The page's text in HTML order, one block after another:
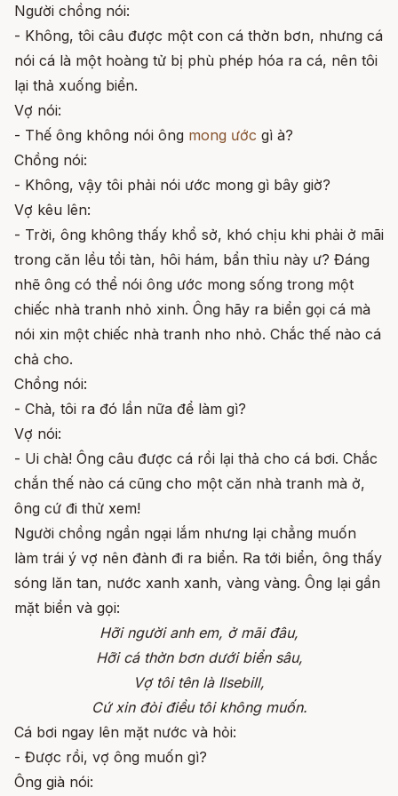
Người chồng nói:
- Không, tôi câu được một con cá thờn bơn, nhưng cá
nói cá là một hoàng tử bị phù phép hóa ra cá, nên tôi
lại thả xuống biển.
Vợ nói:
- Thế ông không nói ông mong ước gì à?
Chồng nói:
- Không, vậy tôi phải nói ước mong gì bây giờ?
Vợ kêu lên:
- Trời, ông không thấy khổ sở, khó chịu khi phải ở mãi
trong căn lều tồi tàn, hôi hám, bẩn thỉu này ư? Đáng
nhẽ ông có thể nói ông ước mong sống trong một
chiếc nhà tranh nhỏ xinh. Ông hãy ra biển gọi cá mà
nói xin một chiếc nhà tranh nho nhỏ. Chắc thế nào cá
chả cho.
Chồng nói:
- Chà, tôi ra đó lần nữa để làm gì?
Vợ nói:
- Ui chà! Ông câu được cá rồi lại thả cho cá bơi. Chắc
chắn thế nào cá cũng cho một căn nhà tranh mà ở,
ông cứ đi thử xem!
Người chồng ngần ngại lắm nhưng lại chẳng muốn
làm trái ý vợ nên đành đi ra biển. Ra tới biển, ông thấy
sóng lăn tan, nước xanh xanh, vàng vàng. Ông lại gần
mặt biển và gọi:
Hỡi người anh em, ở mãi đâu,
Hỡi cá thờn bơn dưới biển sâu,
Vợ tôi tên là Ilsebill,
Cứ xin đòi điều tôi không muốn.
Cá bơi ngay lên mặt nước và hỏi:
- Được rồi, vợ ông muốn gì?
Ông già nói: